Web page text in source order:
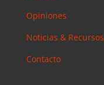
Email
Marketing
Por Qué
Opiniones
Noticias & Recursos
Contacto